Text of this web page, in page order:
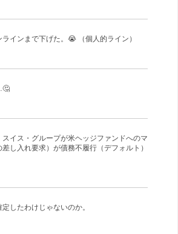
インまで下げた。😭 （個人的ライン）
イス・グループが米ヘッジファンドへのマ
し入れ要求）が債務不履行（デフォルト）
したわけじゃないのか。